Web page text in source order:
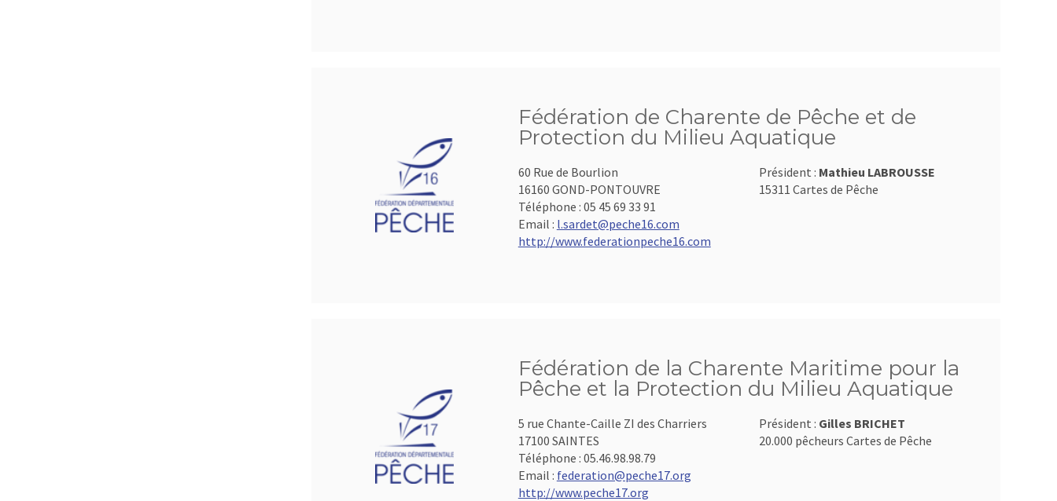
Fédération de Charente de Pêche et de
Protection du Milieu Aquatique
60 Rue de Bourlion
16160 GOND-PONTOUVRE
Téléphone : 05 45 69 33 91
Email : l.sardet@peche16.com
http://www.federationpeche16.com
Président : Mathieu LABROUSSE
15311 Cartes de Pêche
Fédération de la Charente Maritime pour la
Pêche et la Protection du Milieu Aquatique
5 rue Chante-Caille ZI des Charriers
17100 SAINTES
Téléphone : 05.46.98.98.79
Email : federation@peche17.org
http://www.peche17.org
Président : Gilles BRICHET
20.000 pêcheurs Cartes de Pêche